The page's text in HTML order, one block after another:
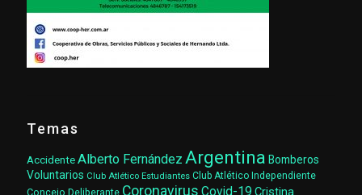
Temas
AccidenteAlberto Fernández Argentina Bomberos
Voluntarios Club Atlético Estudiantes Club Atlético Independiente
Concejo Deliberante Coronavirus Covid-19 Cristina